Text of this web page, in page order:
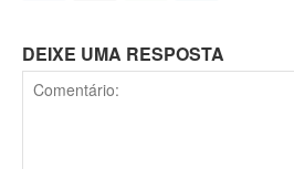
DEIXE UMA RESPOSTA